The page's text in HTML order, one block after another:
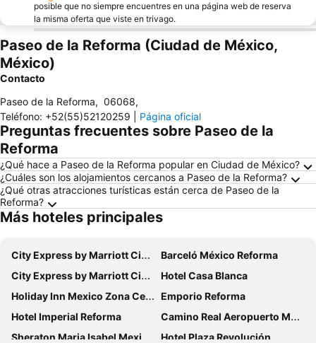
posible que no siempre encuentres en una página web de reserva
la misma oferta que viste en trivago.
Paseo de la Reforma (Ciudad de México,
México)
Contacto
Paseo de la Reforma, 06068,
Teléfono: +52(55)52120259 Página oficial
Preguntas frecuentes sobre Paseo de la
Reforma
¿Qué hace a Paseo de la Reforma popular en Ciudad de México?
¿Cuáles son los alojamientos cercanos a Paseo de la Reforma?
¿Qué otras atracciones turísticas están cerca de Paseo de la
Reforma?
Más hoteles principales
City Express by Marriott Ciudad De México La Raza
Barceló México Reforma
City Express by Marriott Ciudad De Mexico Alameda
Hotel Casa Blanca
Holiday Inn Mexico Zona Centro By Ihg
Emporio Reforma
Hotel Imperial Reforma
Camino Real Aeropuerto Mexico
Sheraton Maria Isabel Mexico City Reforma
Hotel Plaza Revolución